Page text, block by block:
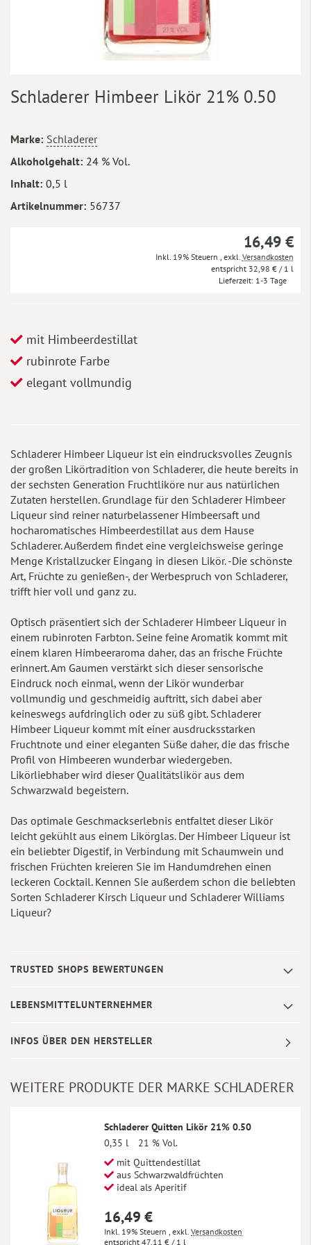
Anfang
springen
Schladerer Himbeer Likör 21% 0.50
Mehr
Informationen
Marke Schladerer
Alkoholgehalt 24 % Vol.
Inhalt 0,5 l
Artikelnummer 56737
16,49 €
Inkl. 19% Steuern exkl. Versandkosten
32,98 € / 1 l
Lieferzeit 1-3 Tage
mit Himbeerdestillat
rubinrote Farbe
elegant vollmundig
Schladerer Himbeer Liqueur ist ein eindrucksvolles Zeugnis
der großen Likörtradition von Schladerer, die heute bereits in
der sechsten Generation Fruchtliköre nur aus natürlichen
Zutaten herstellen. Grundlage für den Schladerer Himbeer
Liqueur sind reiner naturbelassener Himbeersaft und
hocharomatisches Himbeerdestillat aus dem Hause
Schladerer. Außerdem findet eine vergleichsweise geringe
Menge Kristallzucker Eingang in diesen Likör. -Die schönste
Art, Früchte zu genießen-, der Werbespruch von Schladerer,
trifft hier voll und ganz zu.
Optisch präsentiert sich der Schladerer Himbeer Liqueur in
einem rubinroten Farbton. Seine feine Aromatik kommt mit
einem klaren Himbeeraroma daher, das an frische Früchte
erinnert. Am Gaumen verstärkt sich dieser sensorische
Eindruck noch einmal, wenn der Likör wunderbar
vollmundig und geschmeidig auftritt, sich dabei aber
keineswegs aufdringlich oder zu süß gibt. Schladerer
Himbeer Liqueur kommt mit einer ausdrucksstarken
Fruchtnote und einer eleganten Süße daher, die das frische
Profil von Himbeeren wunderbar wiedergeben.
Likörliebhaber wird dieser Qualitätslikör aus dem
Schwarzwald begeistern.
Das optimale Geschmackserlebnis entfaltet dieser Likör
leicht gekühlt aus einem Likörglas. Der Himbeer Liqueur ist
ein beliebter Digestif, in Verbindung mit Schaumwein und
frischen Früchten kreieren Sie im Handumdrehen einen
leckeren Cocktail. Kennen Sie außerdem schon die beliebten
Sorten Schladerer Kirsch Liqueur und Schladerer Williams
Liqueur?
TRUSTED SHOPS BEWERTUNGEN
LEBENSMITTELUNTERNEHMER
INFOS ÜBER DEN HERSTELLER
WEITERE PRODUKTE DER MARKE SCHLADERER
Schladerer Quitten Likör 21% 0.50
0,35 l
21 % Vol.
mit Quittendestillat
aus Schwarzwaldfrüchten
ideal als Aperitif
16,49 €
Inkl. 19% Steuern , exkl. Versandkosten
47,11 € / 1 l